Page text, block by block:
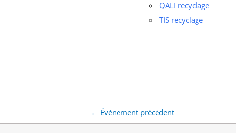
QALI recyclage
TIS recyclage
← Évènement précédent